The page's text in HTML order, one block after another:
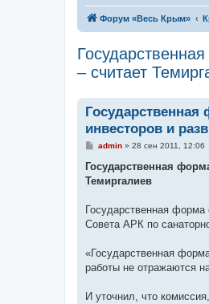
Форум «Весь Крым»
– считает
Государственная
инвесторов и
С
о
щ
и
е
admin» 28 сен 2011, 12:06
Государственная
Темиргалиев
Государственная
Совета АРК по
«Государственная
работы не отражаются
И уточнил, что